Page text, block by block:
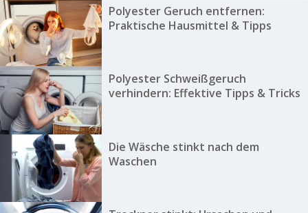
Polyester Geruch entfernen:
Praktische Hausmittel & Tipps
Polyester Schweißgeruch
verhindern: Effektive Tipps & Tricks
Die Wäsche stinkt nach dem
Waschen